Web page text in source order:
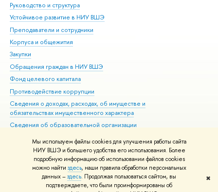
Мы используем файлы cookies для улучшения работы сайта
НИУ ВШЭ и большего удобства его использования. Более
подробную информацию об использовании файлов cookies
можно найти здесь, наши правила обработки персональных
данных –здесь. Продолжая пользоваться сайтом, вы
подтверждаете, что были проинформированы об
✖
Руководство и структура
Устойчивое развитие в НИУ ВШЭ
Преподаватели и сотрудники
Корпуса и общежития
Закупки
Обращения граждан в НИУ ВШЭ
Фонд целевого капитала
Противодействие коррупции
Сведения о доходах, расходах, об имуществе и
обязательствах имущественного характера
Сведения об образовательной организации
Людям с ограниченными возможностями здоровья
Единая платежная страница
Работа в Вышке